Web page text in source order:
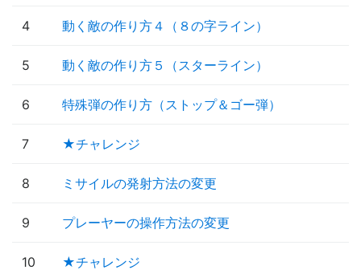
4 動く敵の作り方４（８の字ライン）
5 動く敵の作り方５（スターライン）
6 特殊弾の作り方（ストップ＆ゴー弾）
7 ★チャレンジ
8 ミサイルの発射方法の変更
9 プレーヤーの操作方法の変更
10 ★チャレンジ